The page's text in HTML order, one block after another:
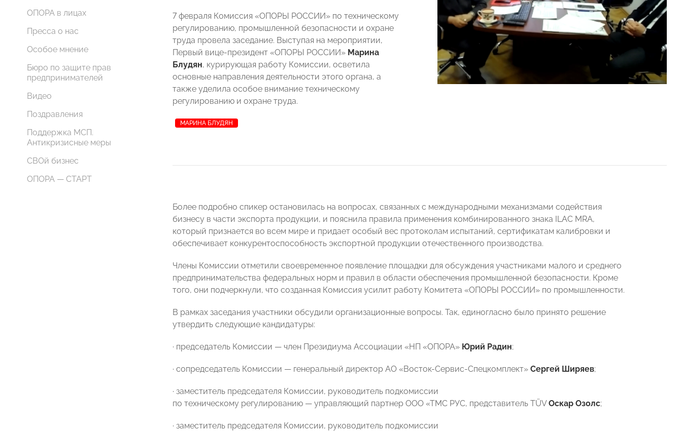
ОПОРА в лицах
Пресса о нас
Особое мнение
Бюро по защите прав
предпринимателей
Видео
Поздравления
Поддержка МСП.
Антикризисные меры
СВОй бизнес
ОПОРА — СТАРТ
7 февраля Комиссия «ОПОРЫ РОССИИ» по техническому
регулированию, промышленной безопасности и охране
труда провела заседание. Выступая на мероприятии,
Первый вице-президент «ОПОРЫ РОССИИ» Марина
Блудян, курирующая работу Комиссии, осветила
основные направления деятельности этого органа, а
также уделила особое внимание техническому
регулированию и охране труда.
МАРИНА БЛУДЯН
Более подробно спикер остановилась на вопросах, связанных с международными механизмами содействия
бизнесу в части экспорта продукции, и пояснила правила применения комбинированного знака ILAC MRA,
который признается во всем мире и придает особый вес протоколам испытаний, сертификатам калибровки и
обеспечивает конкурентоспособность экспортной продукции отечественного производства.
Члены Комиссии отметили своевременное появление площадки для обсуждения участниками малого и среднего
предпринимательства федеральных норм и правил в области обеспечения промышленной безопасности. Кроме
того, они подчеркнули, что созданная Комиссия усилит работу Комитета «ОПОРЫ РОССИИ» по промышленности.
В рамках заседания участники обсудили организационные вопросы. Так, единогласно было принято решение
утвердить следующие кандидатуры:
· председатель Комиссии — член Президиума Ассоциации «НП «ОПОРА» Юрий Радин;
· сопредседатель Комиссии — генеральный директор АО «Восток-Сервис-Спецкомплект» Сергей Ширяев;
· заместитель председателя Комиссии, руководитель подкомиссии
по техническому регулированию — управляющий партнер ООО «ТМС РУС, представитель TÜVОскар Озолс;
· заместитель председателя Комиссии, руководитель подкомиссии